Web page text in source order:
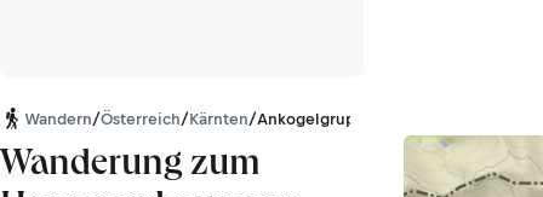
Wandern/Österreich/Kärnten/Ankogelgruppe
Wanderung zum